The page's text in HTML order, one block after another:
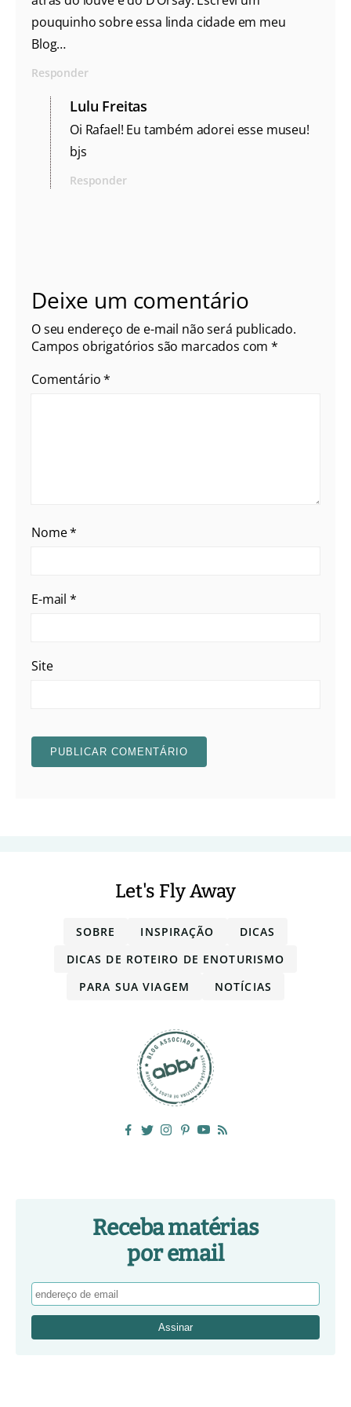
pouquinho sobre essa linda cidade em meu
Blog…
Responder
Lulu Freitas
Oi Rafael! Eu também adorei esse museu!
bjs
Responder
Deixe um comentário
O seu endereço de e-mail não será publicado.
Campos obrigatórios são marcados com*
Comentário*
Nome*
E-mail *
Site
Let's Fly Away
SOBRE INSPIRAÇÃO
DICAS
DICAS DE ROTEIRO DE ENOTURISMO
PARA SUA VIAGEM
NOTÍCIAS
Receba matérias
por email